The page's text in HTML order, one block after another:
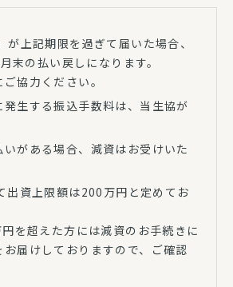
が上記期限を過ぎて届いた場合、
末の払い戻しになります。
協力ください。
生する振込手数料は、当生協が
がある場合、減資はお受けいた
出資上限額は200万円と定めてお
を超えた方には減資のお手続きに
届けしておりますので、ご確認